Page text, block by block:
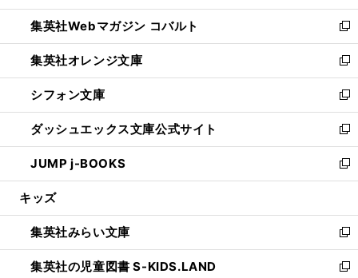
開
く
ウ
で
開
く
ン
ド
ウ
で
開
く
ウ
ィ
ン
ド
ウ
で
開
く
集英社Webマガジン コバルト
新
し
い
ウ
ィ
ン
ド
ウ
で
開
集英社オレンジ文庫
新
し
い
ウ
ィ
ン
ド
ウ
開
く
シフォン文庫
新
し
い
ウ
ィ
ン
ウ
で
開
く
ダッシュエックス文庫公式サイト
新
し
い
ウ
ン
ド
ウ
で
JUMP j-BOOKS
新
し
ウ
ィ
ン
ド
キッズ
集英社みらい文庫
新
し
い
集英社の児童図書 S-KIDS.LAND
新